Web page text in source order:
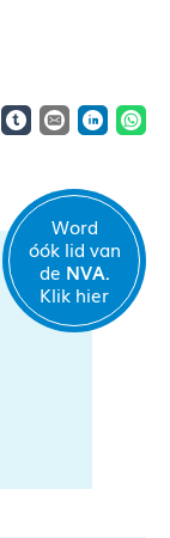
Word
óók lid van
de NVA.
Klik hier